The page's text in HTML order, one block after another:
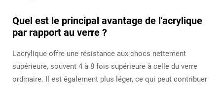
Quel est le principal avantage de l'acrylique
par rapport au verre ?
L'acrylique offre une résistance aux chocs nettement
supérieure, souvent 4 à 8 fois supérieure à celle du verre
ordinaire. Il est également plus léger, ce qui peut contribuer